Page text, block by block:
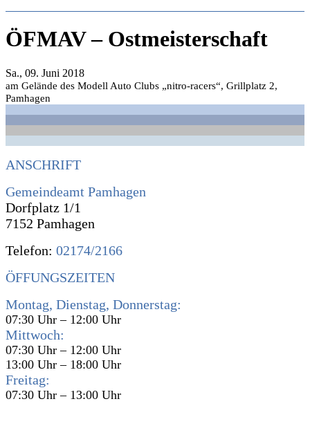
ÖFMAV – Ostmeisterschaft
Sa., 09. Juni 2018
am Gelände des Modell Auto Clubs „nitro-racers“, Grillplatz 2,
Pamhagen
ANSCHRIFT
Gemeindeamt Pamhagen
Dorfplatz 1/1
7152 Pamhagen
Telefon: 02174/2166
ÖFFUNGSZEITEN
Montag, Dienstag, Donnerstag:
07:30 Uhr – 12:00 Uhr
Mittwoch:
07:30 Uhr – 12:00 Uhr
13:00 Uhr – 18:00 Uhr
Freitag:
07:30 Uhr – 13:00 Uhr